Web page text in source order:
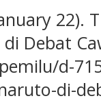
22).
Debat
d-
di-